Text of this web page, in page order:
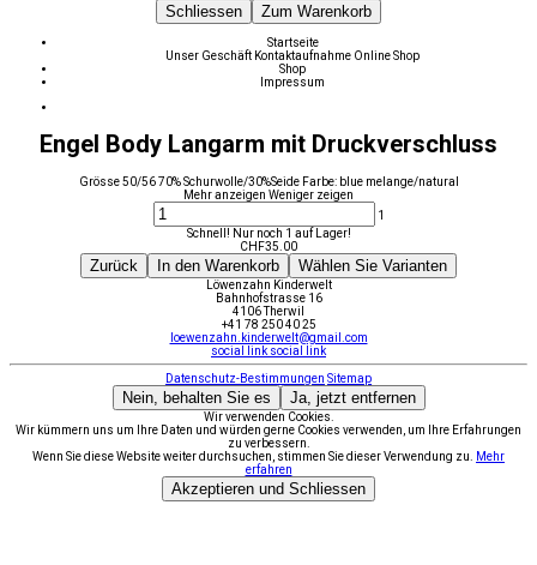
Schliessen Zum Warenkorb
Startseite
Unser Geschäft Kontaktaufnahme Online Shop
Shop
Impressum
Engel Body Langarm mit Druckverschluss
Grösse 50/56 70% Schurwolle/30%Seide Farbe: blue melange/natural
Mehr anzeigen Weniger zeigen
1
Schnell! Nur noch 1 auf Lager!
CHF35.00
Zurück In den Warenkorb Wählen Sie Varianten
Löwenzahn Kinderwelt
Bahnhofstrasse 16
4106 Therwil
+41 78 250 40 25
loewenzahn.kinderwelt@gmail.com
social link social link
Datenschutz-Bestimmungen Sitemap
Nein, behalten Sie es Ja, jetzt entfernen
Wir verwenden Cookies.
Wir kümmern uns um Ihre Daten und würden gerne Cookies verwenden, um Ihre Erfahrungen
zu verbessern.
Wenn Sie diese Website weiter durchsuchen, stimmen Sie dieser Verwendung zu.
Mehr
erfahren
Akzeptieren und Schliessen